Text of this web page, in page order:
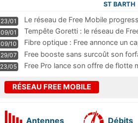
ST BARTH
23/01
Le réseau de Free Mobile
m
09/01
Tempête Goretti : le réseau de
09/10
Fibre optique : Free annonce un
pass
29/07
Free booste sans surcoût son
23/05 Free Pro lance son offre de flotte
RÉSEAU FREE MOBILE
Antennes Débits